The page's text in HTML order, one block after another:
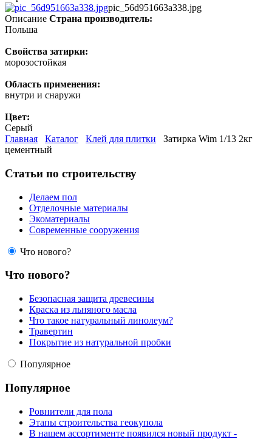
pic_56d951663a338.jpg
Описание Страна производитель:
Польша
Свойства затирки:
морозостойкая
Область применения:
внутри и снаружи
Цвет:
Серый
Главная
Каталог Клей для плитки
Затирка Wim 1/13 2кг
цементный
Статьи по строительству
Делаем пол
Отделочные материалы
Экоматериалы
Современные сооружения
Что нового?
Что нового?
Безопасная защита древесины
Краска из льняного масла
Что такое натуральный линолеум?
Травертин
Покрытие из натуральной пробки
Популярное
Популярное
Ровнители для пола
Этапы строительства геокупола
В нашем ассортименте появился новый продукт -